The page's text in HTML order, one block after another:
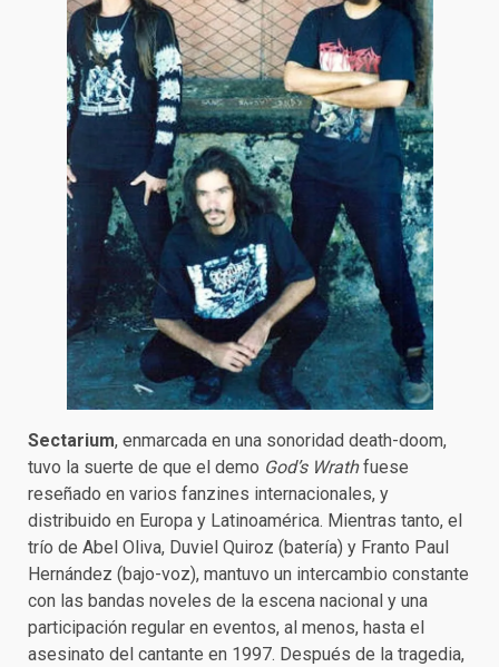
Sectarium, enmarcada en una sonoridad death-doom,
tuvo la suerte de que el demo God’s Wrathfuese
reseñado en varios fanzines internacionales, y
distribuido en Europa y Latinoamérica. Mientras tanto, el
trío de Abel Oliva, Duviel Quiroz (batería) y Franto Paul
Hernández (bajo-voz), mantuvo un intercambio constante
con las bandas noveles de la escena nacional y una
participación regular en eventos, al menos, hasta el
asesinato del cantante en 1997. Después de la tragedia,